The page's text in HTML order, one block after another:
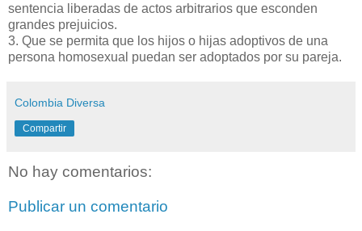
sentencia liberadas de actos arbitrarios que esconden
grandes prejuicios.
3. Que se permita que los hijos o hijas adoptivos de una
persona homosexual puedan ser adoptados por su pareja.
Colombia Diversa
Compartir
No hay comentarios:
Publicar un comentario